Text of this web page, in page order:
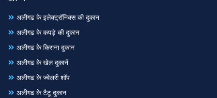
अलीगढ के इलेक्ट्रॉनिक्स की दुकान
अलीगढ के कपड़े की दुकान
अलीगढ के किराना दुकान
अलीगढ के खेल दुकानें
अलीगढ के ज्वेलरी शॉप
अलीगढ के टैटू दुकान